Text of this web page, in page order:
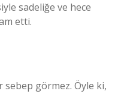
sadeliğe ve hece
etti.
sebep görmez. Öyle ki,